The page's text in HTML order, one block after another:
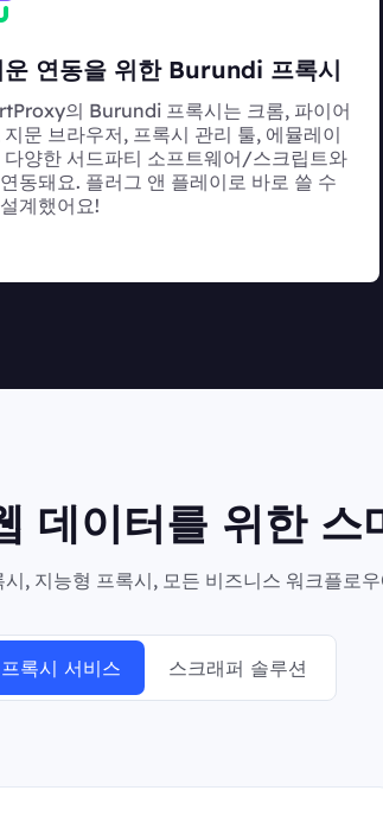
운 연동을 위한 Burundi 프록시
의 Burundi 프록시는 크롬, 파이어
지문 브라우저, 프록시 관리 툴, 에뮬레이
다양한 서드파티 소프트웨어/스크립트와
동돼요. 플러그 앤 플레이로 바로 쓸 수
계했어요!
데이터를 위한 스
, 지능형 프록시, 모든 비즈니스 워크플로
프록시 서비스 스크래퍼 솔루션